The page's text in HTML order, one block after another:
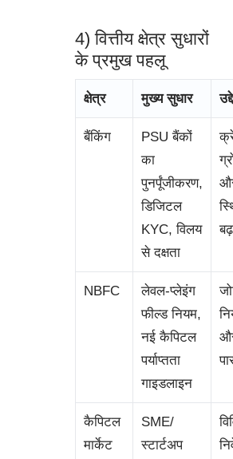
4) वित्तीय क्षेत्र सुधारों
के प्रमुख पहलू
क्षेत्र मुख्य सुधार
बैंकिंग
PSU बैंकों
का
पुनर्पूंजीकरण,
डिजिटल
KYC, विलय
से दक्षता
NBFC
लेवल-प्लेइंग
फील्ड नियम,
नई कैपिटल
पर्याप्तता
गाइडलाइन
कैपिटल
मार्केट
SME/
स्टार्टअप